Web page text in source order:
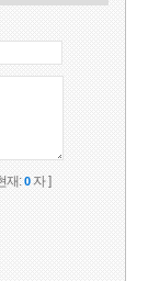
재:0자 ]